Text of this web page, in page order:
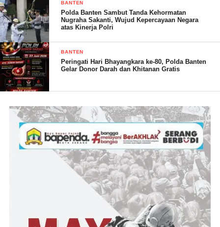
anggota Polda Banten selama saya menjabat sebagai Kapolda.
Saya mohon diri dan pamit karena mendapatkan tugas baru dari
pimpinan diluar struktur Polri,” ucapnya.
Sementara itu Kapolda Banten yang baru Irjen Pol Abdul Karim
menyampaikan selamat kepada Irjen Pol Rudy Heriyanto yang
“Dengan ini saya mengucapkan selamat atas amanah pimpinan
kepada Irjen Pol Rudy Heriyanto yang akan menjabat sebagai
Sekjen KKP. Ini merupakan penugasan diluar stuktur Polri dan
promosi menjadi Komjen dan akan segera dilantik. Sukses dapat
menghiasai karir Jenderal,” ucapnya.
BANTEN
Polda Banten Sambut Tanda Kehormatan
Nugraha Sakanti, Wujud Kepercayaan Negara
atas Kinerja Polri
BANTEN
Peringati Hari Bhayangkara ke-80, Polda Banten
Gelar Donor Darah dan Khitanan Gratis